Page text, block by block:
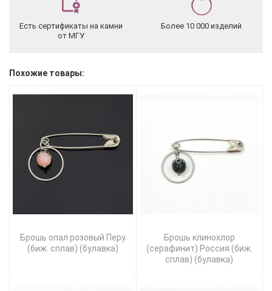
Есть сертификаты на камни
от МГУ
Более 10 000 изделий
Похожие товары:
Брошь опал розовый Перу
(биж. сплав) (булавка)
Брошь клинохлор
(серафинит) Россия (биж.
сплав) (булавка)